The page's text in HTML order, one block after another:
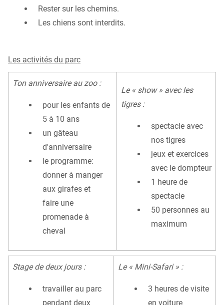
Rester sur les chemins.
Les chiens sont interdits.
Les activités du parc
Ton anniversaire au zoo :
pour les enfants de
5 à 10 ans
un gâteau
d'anniversaire
le programme:
donner à manger
aux girafes et
faire une
promenade à
cheval
Le « show » avec les
tigres :
spectacle avec
nos tigres
jeux et exercices
avec le dompteur
1 heure de
spectacle
50 personnes au
maximum
Stage de deux jours :
travailler au parc
pendant deux
Le « Mini-Safari » :
3 heures de visite
en voiture